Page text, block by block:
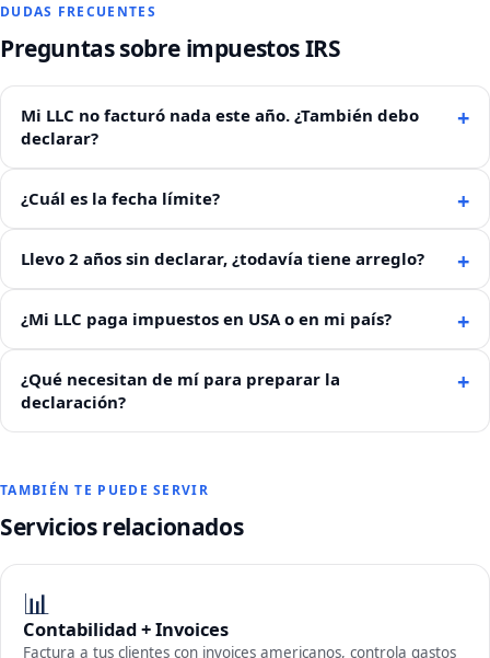
DUDAS FRECUENTES
Preguntas sobre impuestos IRS
Mi LLC no facturó nada este año. ¿También debo
declarar?
¿Cuál es la fecha límite?
Llevo 2 años sin declarar, ¿todavía tiene arreglo?
¿Mi LLC paga impuestos en USA o en mi país?
¿Qué necesitan de mí para preparar la
declaración?
TAMBIÉN TE PUEDE SERVIR
Servicios relacionados
📊
Contabilidad + Invoices
Factura a tus clientes con invoices americanos, controla gastos